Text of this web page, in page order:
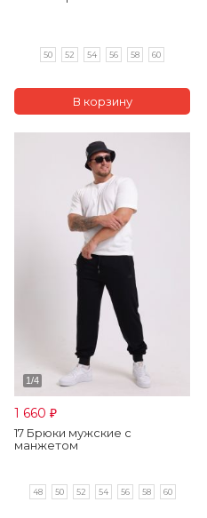
50 52 54 56 58 60
1 660 ₽
17 Брюки мужские с
манжетом
48 50 52 54 56 58 60